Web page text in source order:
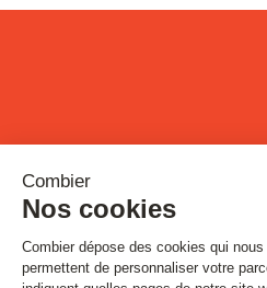
Inscrivez-vous à notre